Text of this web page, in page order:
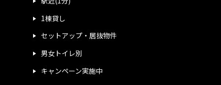
1棟貸し
セットアップ・居抜物件
男女トイレ別
キャンペーン実施中